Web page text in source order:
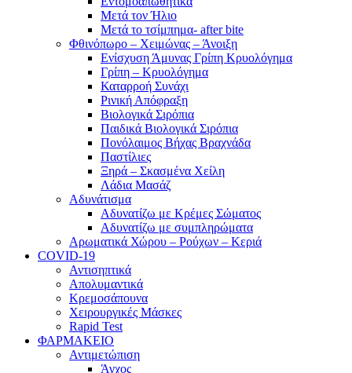
Μετά τον Ήλιο
Μετά το τσίμπημα- after bite
Φθινόπωρο – Χειμώνας – Άνοιξη
Ενίσχυση Άμυνας Γρίπη Κρυολόγημα
Γρίπη – Κρυολόγημα
Καταρροή Συνάχι
Ρινική Απόφραξη
Βιολογικά Σιρόπια
Παιδικά Βιολογικά Σιρόπια
Πονόλαιμος Βήχας Βραχνάδα
Παστίλιες
Ξηρά – Σκασμένα Χείλη
Λάδια Μασάζ
Αδυνάτισμα
Αδυνατίζω με Κρέμες Σώματος
Αδυνατίζω με συμπληρώματα
Αρωματικά Χώρου – Ρούχων – Κεριά
COVID-19
Αντισηπτικά
Απολυμαντικά
Κρεμοσάπουνα
Χειρουργικές Μάσκες
Rapid Test
ΦΑΡΜΑΚΕΙΟ
Αντιμετώπιση
Άγχος